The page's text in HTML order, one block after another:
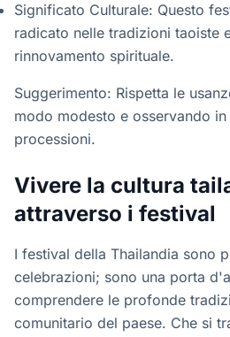
Significato Culturale: Questo
radicato nelle tradizioni taoiste
rinnovamento spirituale.
Suggerimento: Rispetta le
modo modesto e osservando
processioni.
Vivere la cultura
attraverso i festival
I festival della Thailandia sono
celebrazioni; sono una porta
comprendere le profonde
comunitario del paese. Che si